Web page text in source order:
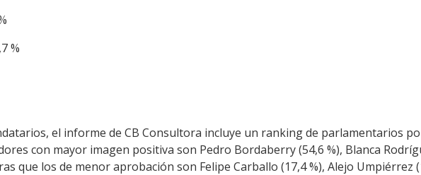
%
el informe de CB Consultora incluye un ranking de parlamentarios
con mayor imagen positiva son Pedro Bordaberry (54,6 %), Blanca
que los de menor aprobación son Felipe Carballo (17,4 %), Alejo Umpiérrez